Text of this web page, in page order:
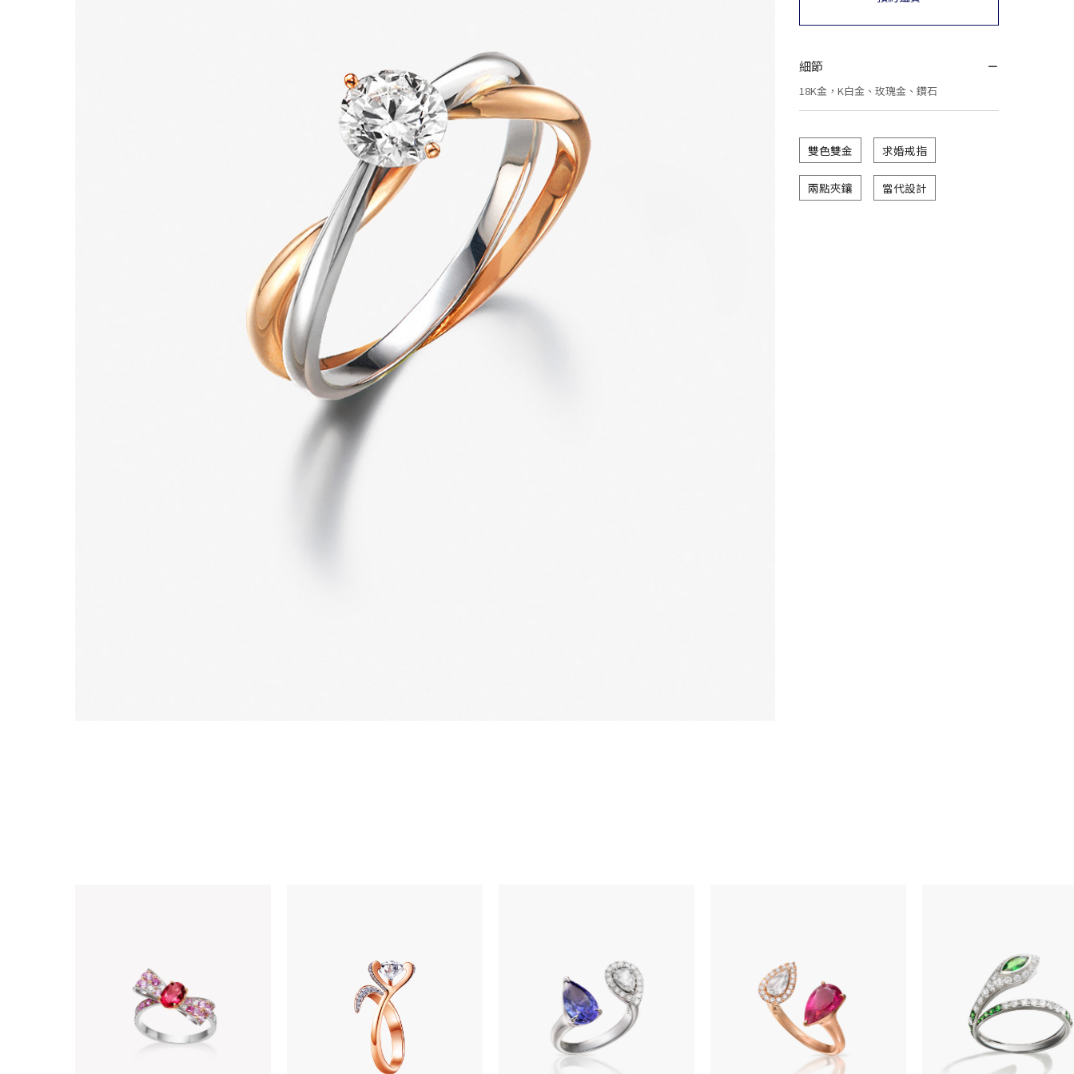
細節
18K金，K白金、玫瑰金、鑽石
雙色雙金 求婚戒指
兩點夾鑲 當代設計